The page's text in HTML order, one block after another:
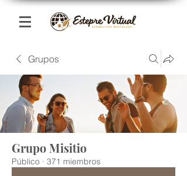
Grupos
Grupo Misitio
Público · 371 miembros